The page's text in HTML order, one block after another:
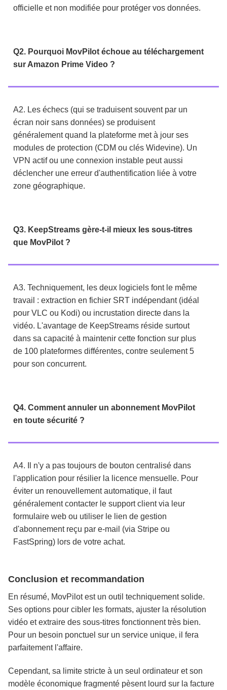
officielle et non modifiée pour protéger vos données.
Q2. Pourquoi MovPilot échoue au téléchargement
sur Amazon Prime Video ?
A2. Les échecs (qui se traduisent souvent par un
écran noir sans données) se produisent
généralement quand la plateforme met à jour ses
modules de protection (CDM ou clés Widevine). Un
VPN actif ou une connexion instable peut aussi
déclencher une erreur d'authentification liée à votre
zone géographique.
Q3. KeepStreams gère-t-il mieux les sous-titres
que MovPilot ?
A3. Techniquement, les deux logiciels font le même
travail : extraction en fichier SRT indépendant (idéal
pour VLC ou Kodi) ou incrustation directe dans la
vidéo. L'avantage de KeepStreams réside surtout
dans sa capacité à maintenir cette fonction sur plus
de 100 plateformes différentes, contre seulement 5
pour son concurrent.
Q4. Comment annuler un abonnement MovPilot
en toute sécurité ?
A4. Il n'y a pas toujours de bouton centralisé dans
l'application pour résilier la licence mensuelle. Pour
éviter un renouvellement automatique, il faut
généralement contacter le support client via leur
formulaire web ou utiliser le lien de gestion
d'abonnement reçu par e-mail (via Stripe ou
FastSpring) lors de votre achat.
Conclusion et recommandation
En résumé, MovPilot est un outil techniquement solide.
Ses options pour cibler les formats, ajuster la résolution
vidéo et extraire des sous-titres fonctionnent très bien.
Pour un besoin ponctuel sur un service unique, il fera
parfaitement l'affaire.
Cependant, sa limite stricte à un seul ordinateur et son
modèle économique fragmenté pèsent lourd sur la facture